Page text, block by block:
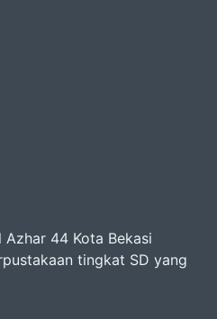
Azhar 44 Kota Bekasi
tingkat SD yang